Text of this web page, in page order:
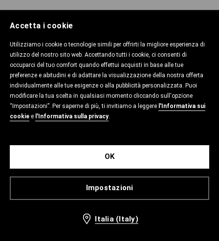
Accetta i cookie
Utilizziamo i cookie o tecnologie simili per offrirti la migliore esperienza di
utilizzo del nostro sito web. Accettando tutti i cookie, ci consenti di
occuparci del tuo comfort quando effettui acquisti in base alle tue
preferenze e abitudini e di adattare la visualizzazione della nostra offerta
individualmente alle tue esigenze o alla pubblicità personalizzata. Puoi
modificare la tua scelta in qualsiasi momento cliccando sull'opzione
“Impostazioni”. Per saperne di più, ti invitiamo a leggere l'Informativa sui
cookie e l'Informativa sulla privacy.
Impostazioni
OK
Italia (Italy)